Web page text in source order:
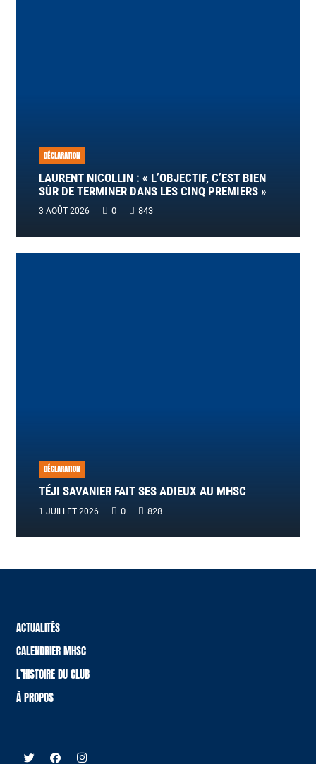
DÉCLARATION
LAURENT NICOLLIN : « L’OBJECTIF, C’EST BIEN
SÛR DE TERMINER DANS LES CINQ PREMIERS »
3 AOÛT 2026 0 843
DÉCLARATION
TÉJI SAVANIER FAIT SES ADIEUX AU MHSC
1 JUILLET 2026 0 828
ACTUALITÉS
CALENDRIER MHSC
L’HISTOIRE DU CLUB
À PROPOS